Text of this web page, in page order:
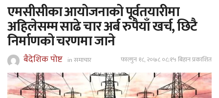
एमसीसीका आयोजनाको पूर्वतयारीमा
अहिलेसम्म साढे चार अर्ब रुपैयाँ खर्च, छिटै
निर्माणको चरणमा जाने
बैदेशिक पोष्ट inसमाचार फाल्गुन १८, २०७८ ०८;१५ बिहान प्रकाशित